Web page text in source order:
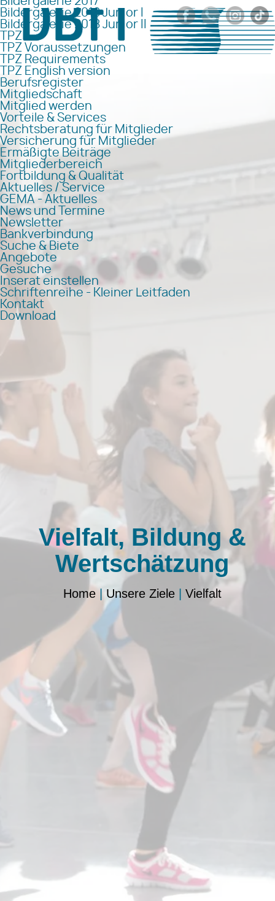
Bildergalerie 2018 Junior I
Bildergalerie 2018 Junior II
TPZ
TPZ Voraussetzungen
TPZ Requirements
TPZ English version
Berufsregister
Mitgliedschaft
Mitglied werden
Vorteile & Services
Rechtsberatung für Mitglieder
Versicherung für Mitglieder
Ermäßigte Beiträge
Mitgliederbereich
Fortbildung & Qualität
Aktuelles / Service
GEMA - Aktuelles
News und Termine
Newsletter
Bankverbindung
Suche & Biete
Angebote
Gesuche
Inserat einstellen
Schriftenreihe - Kleiner Leitfaden
Kontakt
Download
Vielfalt, Bildung &
Wertschätzung
Home| Unsere Ziele| Vielfalt